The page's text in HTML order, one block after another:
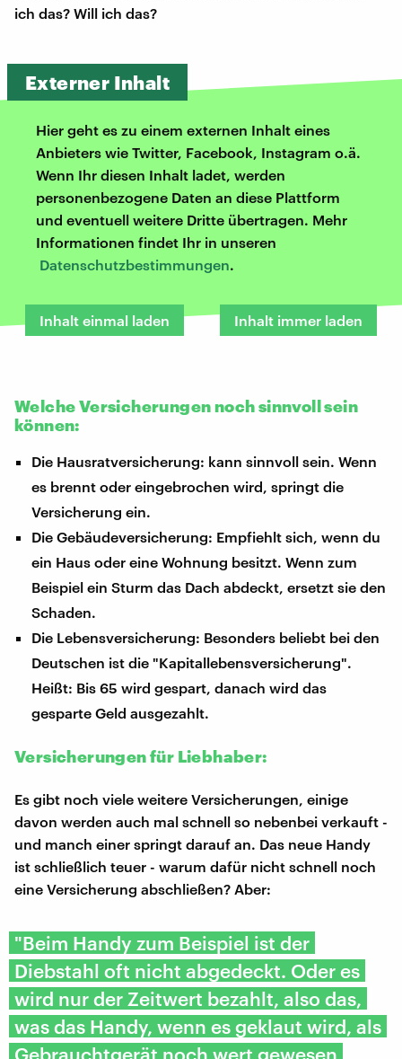
ich das? Will ich das?
Externer Inhalt
Hier geht es zu einem externen Inhalt eines
Anbieters wie Twitter, Facebook, Instagram o.ä.
Wenn Ihr diesen Inhalt ladet, werden
personenbezogene Daten an diese Plattform
und eventuell weitere Dritte übertragen. Mehr
Informationen findet Ihr in unseren
Datenschutzbestimmungen.
Inhalt einmal laden Inhalt immer laden
Welche Versicherungen noch sinnvoll sein
können:
Die Hausratversicherung: kann sinnvoll sein. Wenn
es brennt oder eingebrochen wird, springt die
Versicherung ein.
Die Gebäudeversicherung: Empfiehlt sich, wenn du
ein Haus oder eine Wohnung besitzt. Wenn zum
Beispiel ein Sturm das Dach abdeckt, ersetzt sie den
Schaden.
Die Lebensversicherung: Besonders beliebt bei den
Deutschen ist die "Kapitallebensversicherung".
Heißt: Bis 65 wird gespart, danach wird das
gesparte Geld ausgezahlt.
Versicherungen für Liebhaber:
Es gibt noch viele weitere Versicherungen, einige
davon werden auch mal schnell so nebenbei verkauft -
und manch einer springt darauf an. Das neue Handy
ist schließlich teuer - warum dafür nicht schnell noch
eine Versicherung abschließen? Aber:
"Beim Handy zum Beispiel ist der
Diebstahl oft nicht abgedeckt. Oder es
wird nur der Zeitwert bezahlt, also das,
was das Handy, wenn es geklaut wird, als
Gebrauchtgerät noch wert gewesen